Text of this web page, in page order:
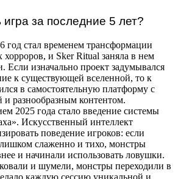
игра за последние 5 лет?
год стал временем трансформации
и Sker Ritual заняла в нем
изначально проект задумывался
к существующей вселенной, то к
в самостоятельную платформу с
и разнообразным контентом.
2025 года стало введение системы
Искусственный интеллект
поведение игроков: если
слаженно и тихо, монстры
и начинали использовать ловушки.
и шумели, монстры переходили в